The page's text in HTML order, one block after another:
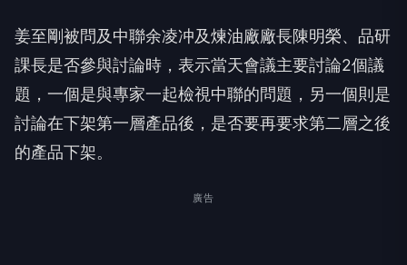
姜至剛被問及中聯余凌冲及煉油廠廠長陳明榮、品研
課長是否參與討論時，表示當天會議主要討論2個議
題，一個是與專家一起檢視中聯的問題，另一個則是
討論在下架第一層產品後，是否要再要求第二層之後
的產品下架。
廣告